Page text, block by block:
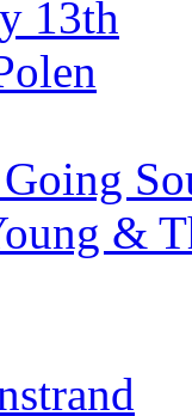
13th
&